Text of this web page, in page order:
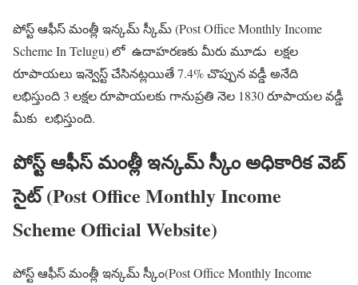
పోస్ట్ ఆఫీస్ మంత్లీ ఇన్కమ్ స్కీమ్ (Post Office Monthly Income
Scheme In Telugu) లో ఉదాహరణకు మీరు మూడు లక్షల
రూపాయలు ఇన్వెస్ట్ చేసినట్లయితే 7.4% చొప్పున వడ్డీ అనేది
లభిస్తుంది 3 లక్షల రూపాయలకు గానుప్రతి నెల 1830 రూపాయల వడ్డీ
మీకు లభిస్తుంది.
పోస్ట్ ఆఫీస్ మంత్లీ ఇన్కమ్ స్కీం అధికారిక వెబ్
సైట్ (Post Office Monthly Income
Scheme Official Website)
పోస్ట్ ఆఫీస్ మంత్లీ ఇన్కమ్ స్కీం(Post Office Monthly Income